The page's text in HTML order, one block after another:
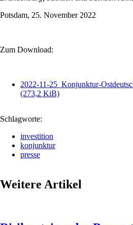
Potsdam, 25. November 2022
Zum Download:
2022-11-25_Konjunktur-
(273,2 KiB)
Schlagworte:
investition
konjunktur
presse
Weitere Artikel